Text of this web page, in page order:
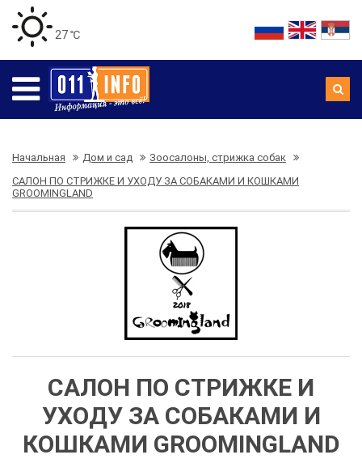
27 ℃
Начальная Дом и сад
Зоосалоны, стрижка собак
САЛОН ПО СТРИЖКЕ И УХОДУ ЗА СОБАКАМИ И КОШКАМИ
GROOMINGLAND
САЛОН ПО СТРИЖКЕ И
УХОДУ ЗА СОБАКАМИ И
КОШКАМИ GROOMINGLAND